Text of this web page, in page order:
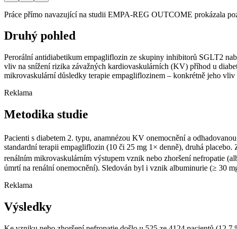
Práce přímo navazující na studii EMPA-REG OUTCOME prokázala
Druhý pohled
Perorální antidiabetikum empagliflozin ze skupiny inhibitorů SGLT2
vliv na snížení rizika závažných kardiovaskulárních (KV) příhod u
mikrovaskulární důsledky terapie empagliflozinem –⁠ konkrétně jeho
Reklama
Metodika studie
Pacienti s diabetem 2. typu, anamnézou KV onemocnění a
standardní terapii empagliflozin (10 či 25 mg 1× denně), druhá
renálním mikrovaskulárním výstupem vznik nebo zhoršení nefropatie
úmrtí na renální onemocnění). Sledován byl i vznik albuminurie (≥ 30
Reklama
Výsledky